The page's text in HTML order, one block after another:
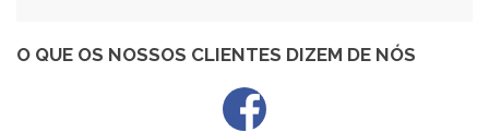
O QUE OS NOSSOS CLIENTES DIZEM DE NÓS
estrelas